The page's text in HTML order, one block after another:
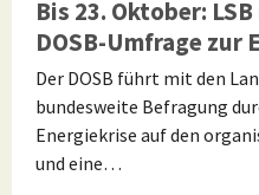
Bis 23. Oktober:
DOSB-Umfrage zur
Der DOSB führt mit den
bundesweite Befragung
Energiekrise auf den
und eine…